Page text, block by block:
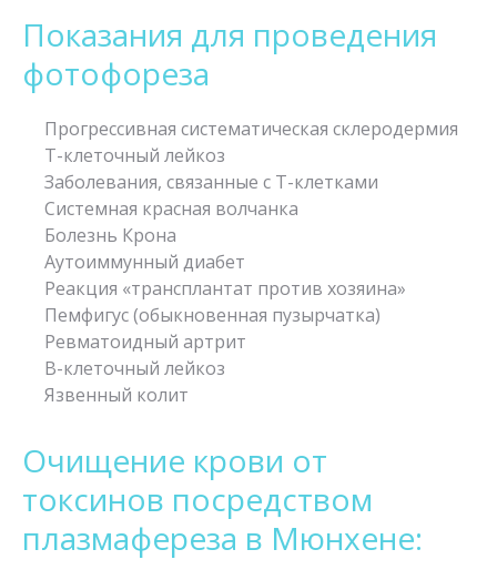
Показания для проведения
фотофореза
Прогрессивная систематическая склеродермия
Т-клеточный лейкоз
Заболевания, связанные с Т-клетками
Системная красная волчанка
Болезнь Крона
Аутоиммунный диабет
Реакция «трансплантат против хозяина»
Пемфигус (обыкновенная пузырчатка)
Ревматоидный артрит
В-клеточный лейкоз
Язвенный колит
Очищение крови от
токсинов посредством
плазмафереза в Мюнхене: